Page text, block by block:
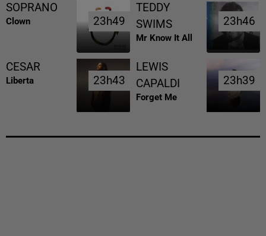
SOPRANO
Clown 23h49
23h49
TEDDY
SWIMS
Mr Know It All
23h46
23h46
CESAR
Liberta 23h43
23h43
LEWIS
CAPALDI
Forget Me
23h39
23h39